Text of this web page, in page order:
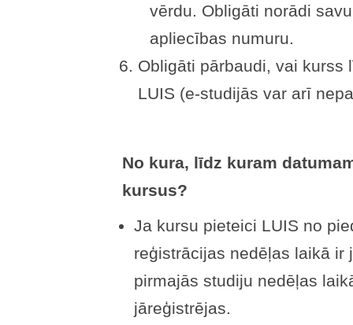
vērdu. Obligāti norādi
apliecības numuru.
Obligāti pārbaudi, vai kurss
LUIS (e-studijās var arī
No kura, līdz kuram
kursus?
Ja kursu pieteici LUIS no
reģistrācijas nedēļas laikā ir
pirmajās studiju nedēļas
jāreģistrējas.